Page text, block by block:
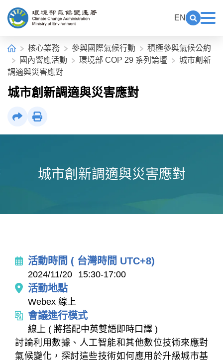
EN
首頁核心業務 參與國際氣候行動
積極參與氣候公約
國內響應活動
環境部 COP 29 系列論壇
城市創新
調適與災害應對
城市創新調適與災害應對
城市創新調適與災害應對
活動時間 ( 台灣時間 UTC+8)
2024/11/20 15:30-17:00
活動地點
Webex 線上
會議進行模式
線上 ( 將搭配中英雙語即時口譯 )
討論利用數據、人工智能和其他數位技術來應對
氣候變化，探討這些技術如何應用於升級城市基